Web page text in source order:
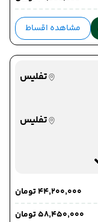
مشاهده اقساط
تفلیس
تفلیس
۴۴٬۲۰۰٬۰۰۰ تومان
۵۸٬۴۵۰٬۰۰۰ تومان